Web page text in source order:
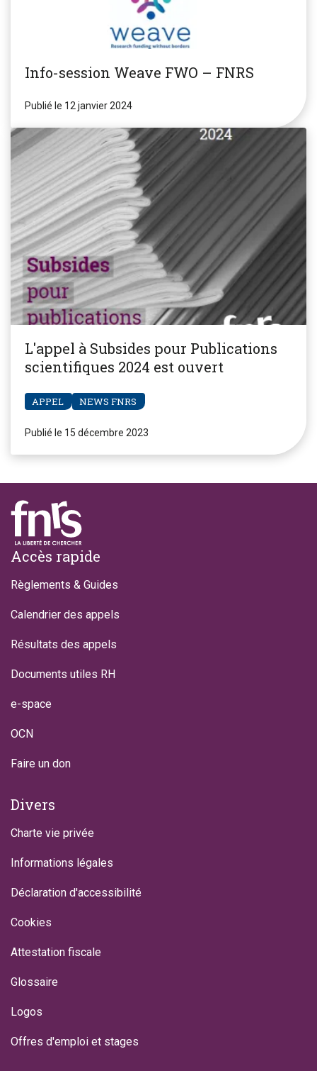
Info-session Weave FWO – FNRS
Publié le 12 janvier 2024
L'appel à Subsides pour Publications
scientifiques 2024 est ouvert
APPEL NEWS FNRS
Publié le 15 décembre 2023
Footer
Accès rapide
Règlements & Guides
Calendrier des appels
Résultats des appels
Documents utiles RH
e-space
OCN
Faire un don
Divers
Charte vie privée
Informations légales
Déclaration d'accessibilité
Cookies
Attestation fiscale
Glossaire
Logos
Offres d'emploi et stages